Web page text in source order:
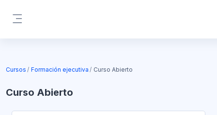
Cursos Formación ejecutiva Curso Abierto
Curso Abierto